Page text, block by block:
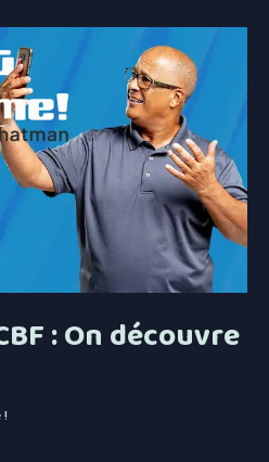
de la construction: rappel de la
en construction se poursuivent à
: On découvre